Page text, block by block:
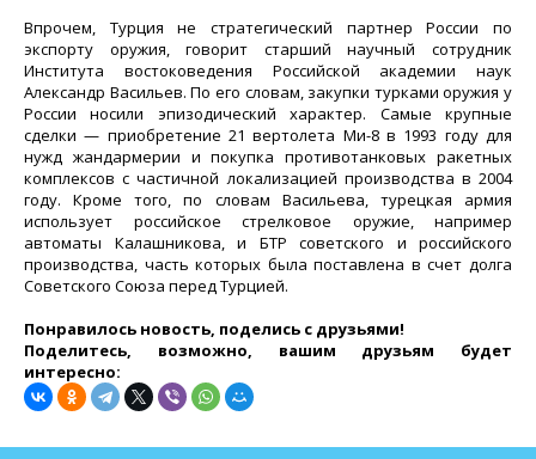
Впрочем, Турция не стратегический партнер России по
экспорту оружия, говорит старший научный сотрудник
Института востоковедения Российской академии наук
Александр Васильев. По его словам, закупки турками оружия у
России носили эпизодический характер. Самые крупные
сделки — приобретение 21 вертолета Ми-8 в 1993 году для
нужд жандармерии и покупка противотанковых ракетных
комплексов с частичной локализацией производства в 2004
году. Кроме того, по словам Васильева, турецкая армия
использует российское стрелковое оружие, например
автоматы Калашникова, и БТР советского и российского
производства, часть которых была поставлена в счет долга
Советского Союза перед Турцией.
Понравилось новость, поделись с друзьями!
Поделитесь, возможно, вашим друзьям будет
интересно: